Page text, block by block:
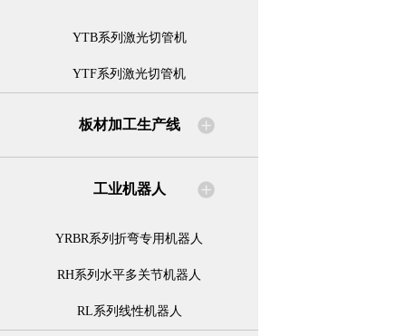
YTB系列激光切管机
YTF系列激光切管机
板材加工生产线
工业机器人
YRBR系列折弯专用机器人
RH系列水平多关节机器人
RL系列线性机器人